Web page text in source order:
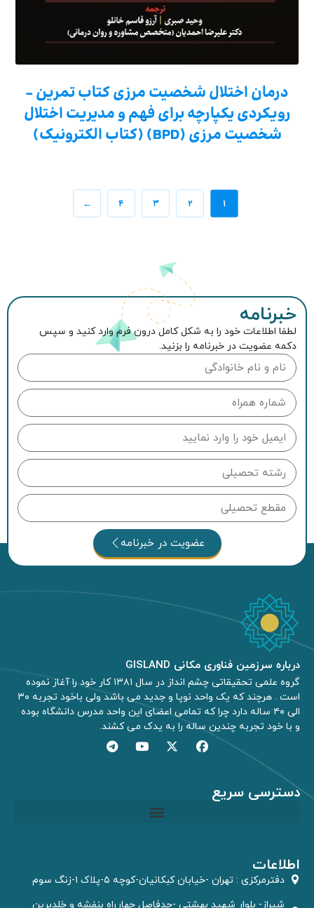
درمان اختلال شخصیت مرزی کتاب تمرین –
رویکردی یکپارچه برای فهم و مدیریت اختلال
شخصیت مرزی (BPD) (کتاب الکترونیک)
۱ ۲ ۳ ۴ ←
خبرنامه
لطفا اطلاعات خود را به شکل کامل درون فرم وارد کنید و سپس
دکمه عضویت در خبرنامه را بزنید.
عضویت در خبرنامه
درباره سرزمین فناوری مکانی GISLAND
گروه علمی تحقیقاتی چشم انداز در سال ۱۳۸۱ کار خود را آغاز نموده
است . هرچند که یک واحد نوپا و جدید می باشد ولی باخود تجربه ۳۰
الی ۴۰ ساله دارد چرا که تمامی اعضای این واحد مدرس دانشگاه بوده
و با خود تجربه چندین ساله را به یدک می کشند.
دسترسی سریع
اطلاعات
دفترمركزى : تهران -خیابان کبکانیان-کوچه ۵-پلاک ۱-زنگ سوم
شیراز- بلوار شهید بهشتی -حدفاصل چهارراه بنفشه و خلدبرین